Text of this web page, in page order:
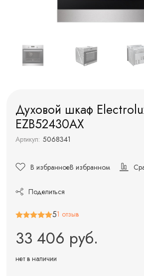
Духовой шкаф
EZB52430AX
Артикул: 5068341
В избранноеВ избранном
Поделиться
51 отзыв
33 406 руб.
нет в наличии